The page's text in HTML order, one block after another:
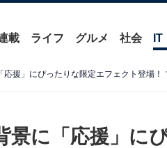
載 ライフ グルメ 社会
景に「応援」に